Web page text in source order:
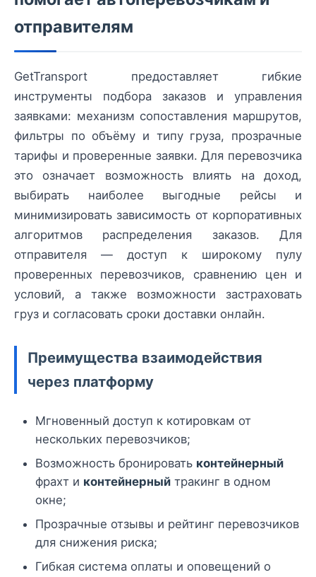
отправителям
GetTransport предоставляет гибкие
инструменты подбора заказов и управления
заявками: механизм сопоставления маршрутов,
фильтры по объёму и типу груза, прозрачные
тарифы и проверенные заявки. Для перевозчика
это означает возможность влиять на доход,
выбирать наиболее выгодные рейсы и
минимизировать зависимость от корпоративных
алгоритмов распределения заказов. Для
отправителя — доступ к широкому пулу
проверенных перевозчиков, сравнению цен и
условий, а также возможности застраховать
груз и согласовать сроки доставки онлайн.
Преимущества взаимодействия
через платформу
Мгновенный доступ к котировкам от
нескольких перевозчиков;
Возможность бронировать контейнерный
фрахт и контейнерный тракинг в одном
окне;
Прозрачные отзывы и рейтинг перевозчиков
для снижения риска;
Гибкая система оплаты и оповещений о